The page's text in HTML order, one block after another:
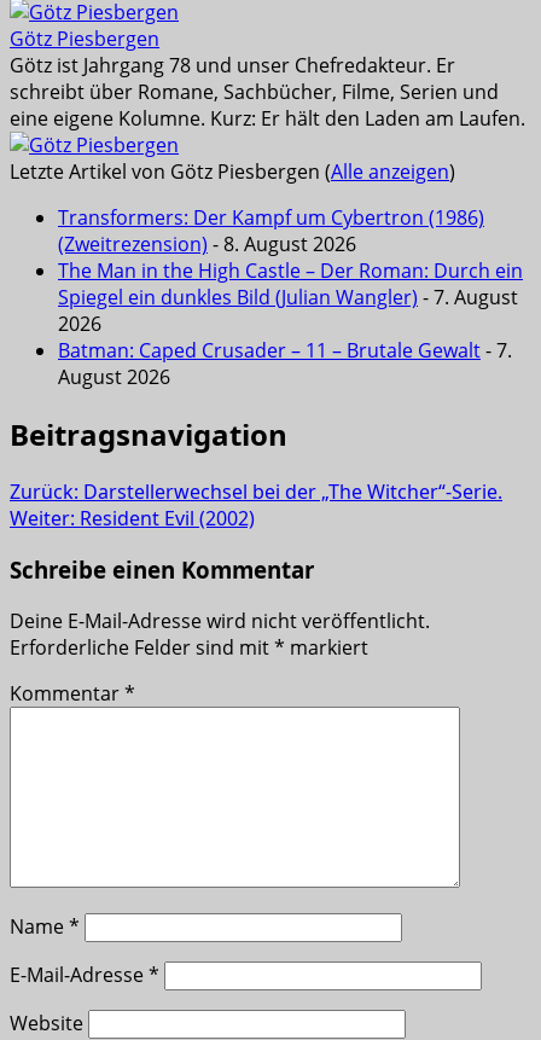
Götz Piesbergen
Götz ist Jahrgang 78 und unser Chefredakteur. Er
schreibt über Romane, Sachbücher, Filme, Serien und
eine eigene Kolumne. Kurz: Er hält den Laden am Laufen.
Letzte Artikel von Götz Piesbergen (Alle anzeigen)
Transformers: Der Kampf um Cybertron (1986)
(Zweitrezension) - 8. August 2026
The Man in the High Castle – Der Roman: Durch ein
Spiegel ein dunkles Bild (Julian Wangler) - 7. August
2026
Batman: Caped Crusader – 11 – Brutale Gewalt- 7.
August 2026
Beitragsnavigation
Zurück: Darstellerwechsel bei der „The Witcher“-Serie.
Weiter: Resident Evil (2002)
Schreibe einen Kommentar
Deine E-Mail-Adresse wird nicht veröffentlicht.
Erforderliche Felder sind mit* markiert
Kommentar*
Name*
E-Mail-Adresse*
Website